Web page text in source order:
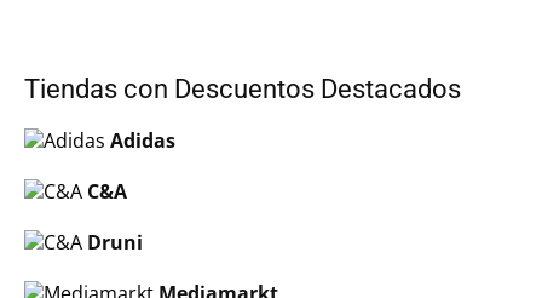
Tiendas con Descuentos Destacados
Adidas
C&A
Druni